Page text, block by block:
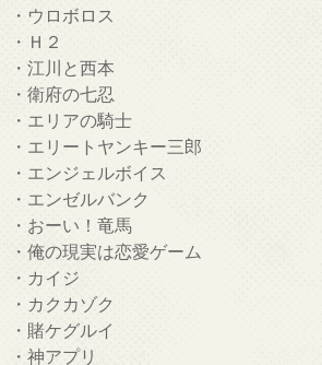
・ウロボロス
・Ｈ２
・江川と西本
・衛府の七忍
・エリアの騎士
・エリートヤンキー三郎
・エンジェルボイス
・エンゼルバンク
・おーい！竜馬
・俺の現実は恋愛ゲーム
・カイジ
・カクカゾク
・賭ケグルイ
・神アプリ